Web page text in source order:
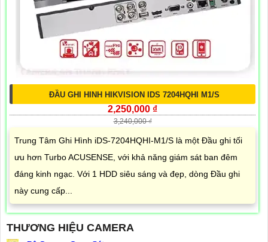
ĐẦU GHI HINH HIKVISION IDS 7204HQHI M1/S
2,250,000 ₫
3,240,000 ₫
Trung Tâm Ghi Hình iDS-7204HQHI-M1/S là một Đầu ghi tối
ưu hơn Turbo ACUSENSE, với khả năng giám sát ban đêm
đáng kinh ngạc. Với 1 HDD siêu sáng và đẹp, dòng Đầu ghi
này cung cấp...
THƯƠNG HIỆU CAMERA